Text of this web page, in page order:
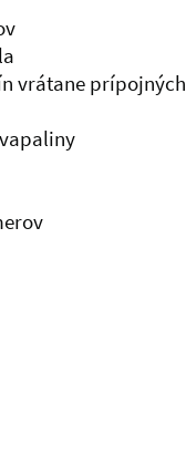
vrátane prípojných